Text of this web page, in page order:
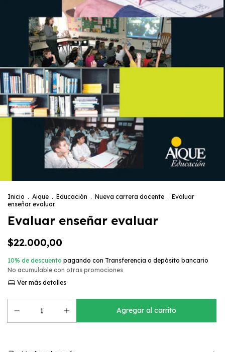
Inicio . Aique . Educación . Nueva carrera docente . Evaluar
enseñar evaluar
Evaluar enseñar evaluar
$22.000,00
10% de descuento pagando con Transferencia o depósito bancario
No acumulable con otras promociones
Ver más detalles